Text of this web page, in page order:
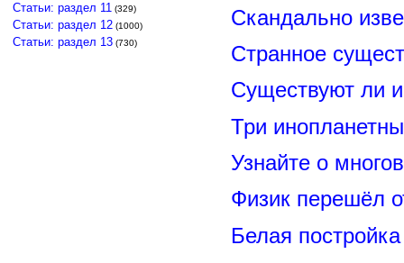
Статьи: раздел 11 (329)
Статьи: раздел 12 (1000)
Статьи: раздел 13 (730)
Скандально
Странное
Существуют ли
Три
Узнайте о
Физик перешёл
Белая